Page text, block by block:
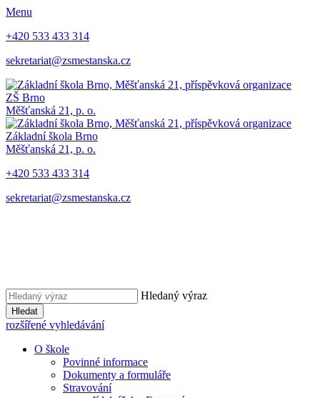
Menu
+420 533 433 314
sekretariat@zsmestanska.cz
ZŠ Brno
Měšťanská 21, p. o.
Základní škola Brno
Měšťanská 21, p. o.
+420 533 433 314
sekretariat@zsmestanska.cz
Hledaný výraz
Hledat
rozšířené vyhledávání
O škole
Povinné informace
Dokumenty a formuláře
Stravování